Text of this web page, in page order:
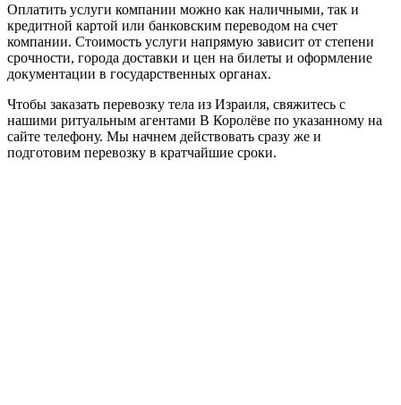
Оплатить услуги компании можно как наличными, так и
кредитной картой или банковским переводом на счет
компании. Стоимость услуги напрямую зависит от степени
срочности, города доставки и цен на билеты и оформление
документации в государственных органах.
Чтобы заказать перевозку тела из Израиля, свяжитесь с
нашими ритуальным агентами В Королёве по указанному на
сайте телефону. Мы начнем действовать сразу же и
подготовим перевозку в кратчайшие сроки.